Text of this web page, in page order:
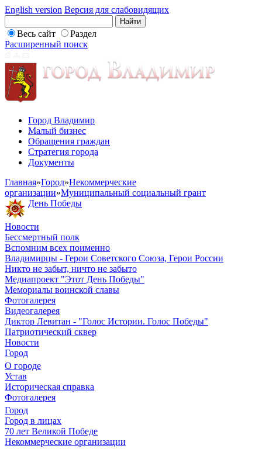
English version Версия для слабовидящих
Весь сайт
Раздел
Расширенный поиск
Город Владимир
Малый бизнес
Обращения граждан
Стратегия города
Документы
Главная»Город»Некоммерческие
организации»Муниципальный социальный грант
День Победы
Новости
Бессмертный полк
Вспомним всех поименно
Владимирцы - Герои Советского Союза, Герои России
Никто не забыт, ничто не забыто
Медиапроект "Этот День Победы"
Мемориалы воинской славы
Фотогалерея
Видеогалерея
Диктор Левитан - "Голос Истории. Голос Победы"
Патриотический сквер
Новости
Город
О городе
Устав
Историческая справка
Фотогалерея
Город
Город в лицах
70 лет Великой Победе
Некоммерческие организации